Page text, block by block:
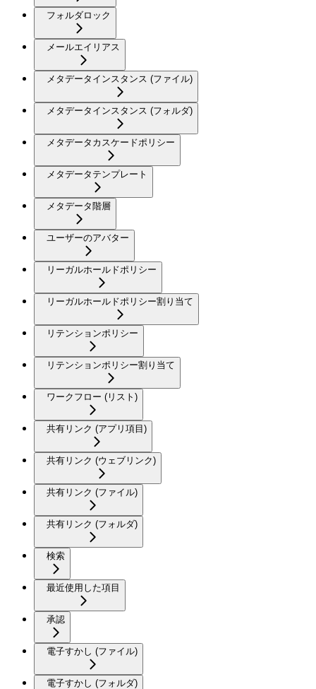
フォルダロック
メールエイリアス
メタデータインスタンス (ファイル)
メタデータインスタンス (フォルダ)
メタデータカスケードポリシー
メタデータテンプレート
メタデータ階層
ユーザーのアバター
リーガルホールドポリシー
リーガルホールドポリシー割り当て
リテンションポリシー
リテンションポリシー割り当て
ワークフロー (リスト)
共有リンク (アプリ項目)
共有リンク (ウェブリンク)
共有リンク (ファイル)
共有リンク (フォルダ)
検索
最近使用した項目
承認
電子すかし (ファイル)
電子すかし (フォルダ)